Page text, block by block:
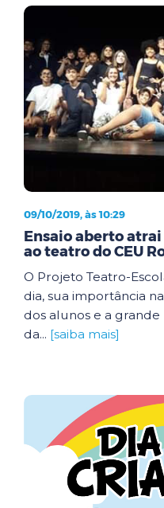
09/10/2019, às 10:29
Ensaio aberto atrai
ao teatro do CEU
O Projeto Teatro-
dia, sua importância
dos alunos e a
da... [saiba mais]